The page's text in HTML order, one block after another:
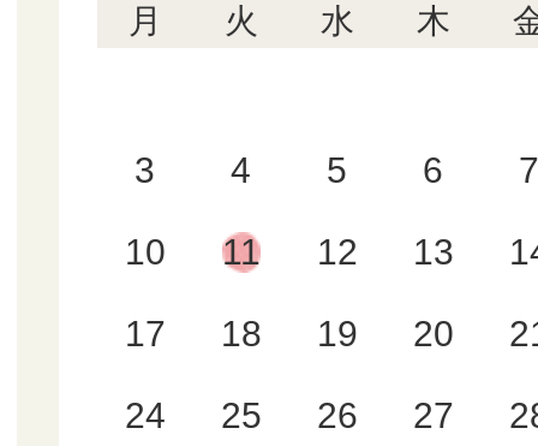
月 火 水 木
3 4 5 6 7
10 11 12 13
17 18 19 20
24 25 26 27